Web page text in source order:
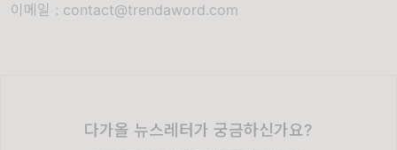
이메일 : contact@trendaword.com
다가올 뉴스레터가 궁금하신가요?